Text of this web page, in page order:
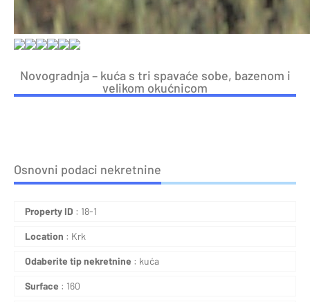
Novogradnja – kuća s tri spavaće sobe, bazenom i
velikom okućnicom
Osnovni podaci nekretnine
Property ID : 18-1
Location : Krk
Odaberite tip nekretnine : kuća
Surface : 160